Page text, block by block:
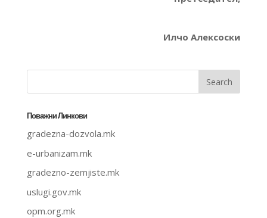
Илчо Алексоски
Поважни Линкови
gradezna-dozvola.mk
e-urbanizam.mk
gradezno-zemjiste.mk
uslugi.gov.mk
opm.org.mk